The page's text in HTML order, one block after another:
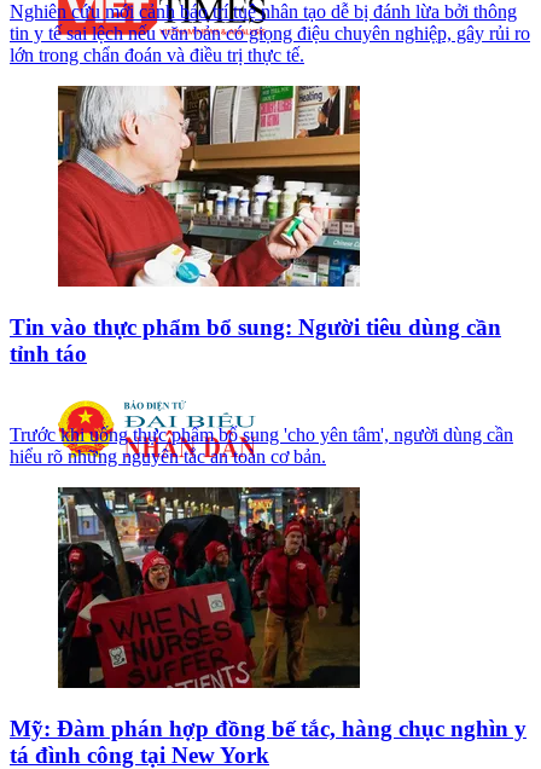
Nghiên cứu mới cảnh báo trí tuệ nhân tạo dễ bị đánh lừa bởi thông
tin y tế sai lệch nếu văn bản có giọng điệu chuyên nghiệp, gây rủi ro
lớn trong chẩn đoán và điều trị thực tế.
Tin vào thực phẩm bổ sung: Người tiêu dùng cần
tỉnh táo
Trước khi uống thực phẩm bổ sung 'cho yên tâm', người dùng cần
hiểu rõ những nguyên tắc an toàn cơ bản.
Mỹ: Đàm phán hợp đồng bế tắc, hàng chục nghìn y
tá đình công tại New York